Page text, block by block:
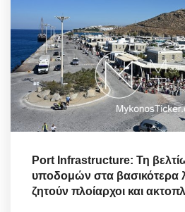
Port Infrastructure: Τη
υποδομών στα βασικότερα
ζητούν πλοίαρχοι και